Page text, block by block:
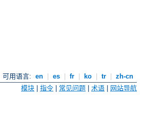
可用语言: en es fr ko tr
zh-cn
模块 | 指令 | 常见问题 | 术语 | 网站导航